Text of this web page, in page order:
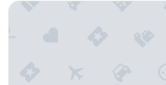
c
Lares de Chacras